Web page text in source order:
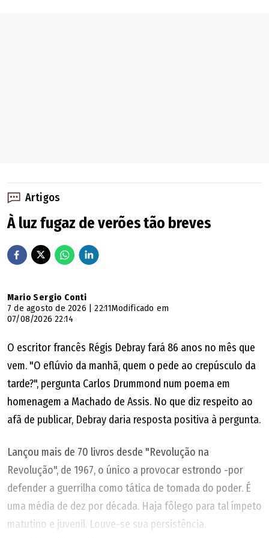
Artigos
À luz fugaz de verões tão breves
Mario Sergio Conti
7 de agosto de 2026 | 22:11Modificado em
07/08/2026 22:14
O escritor francês Régis Debray fará 86 anos no mês que
vem. "O eflúvio da manhã, quem o pede ao crepúsculo da
tarde?", pergunta Carlos Drummond num poema em
homenagem a Machado de Assis. No que diz respeito ao
afã de publicar, Debray daria resposta positiva à pergunta.
Lançou mais de 70 livros desde "Revolução na
Revolução", de 1967, o único a provocar estrondo -por
defender a guerrilha como tática de tomada do poder. É
uma média de dez por década. Haja fôlego para tal ímpeto
matutino e juvenil. Louve-se sua persistência.